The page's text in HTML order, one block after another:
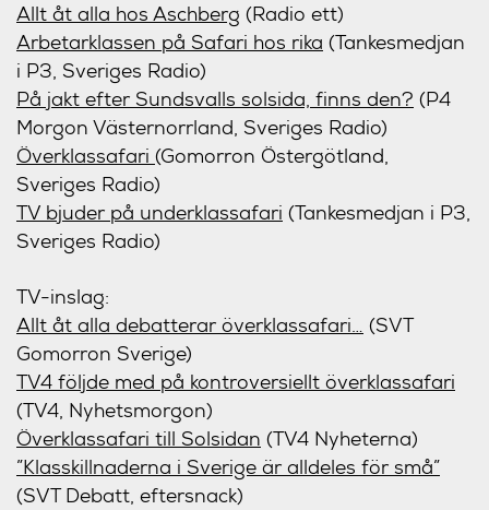
Allt åt alla hos Aschberg (Radio ett)
Arbetarklassen på Safari hos rika (Tankesmedjan
i P3, Sveriges Radio)
På jakt efter Sundsvalls solsida, finns den? (P4
Morgon Västernorrland, Sveriges Radio)
Överklassafari (Gomorron Östergötland,
Sveriges Radio)
TV bjuder på underklassafari (Tankesmedjan i P3,
Sveriges Radio)
TV-inslag:
Allt åt alla debatterar överklassafari… (SVT
Gomorron Sverige)
TV4 följde med på kontroversiellt överklassafari
(TV4, Nyhetsmorgon)
Överklassafari till Solsidan (TV4 Nyheterna)
”Klasskillnaderna i Sverige är alldeles för små”
(SVT Debatt, eftersnack)